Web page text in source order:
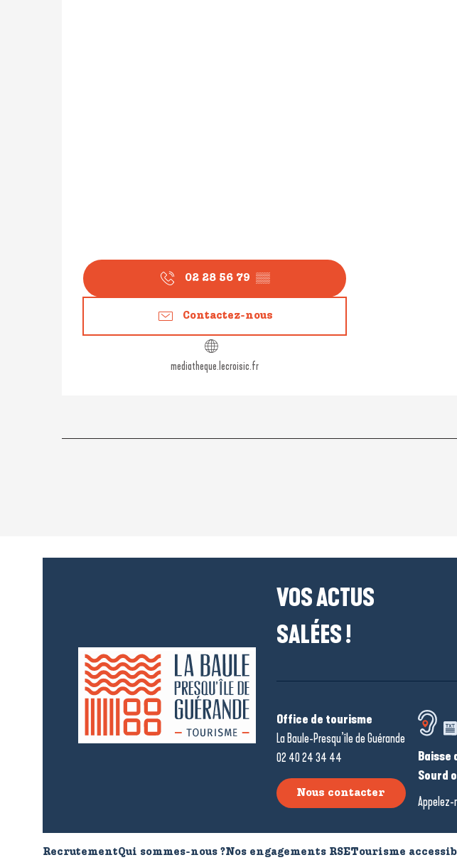
02 28 56 79 ▒▒
Contactez-nous
mediatheque.lecroisic.fr
VOS ACTUS
SALÉES !
Office de tourisme
La Baule-Presqu’île de Guérande
02 40 24 34 44
Nous contacter
Baisse
Sourd
RecrutementQui sommes-nous ?Nos engagements RSETourisme